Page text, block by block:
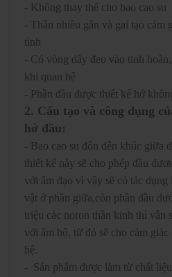
- Không thay thế cho bao cao su
- Thân nhiều gân và gai tạo cảm
tình
- Có vòng dây đeo vào tinh
khi quan hệ
- Phần đầu được thiết kế hở
2. Cấu tạo và công dụng
hở đầu:
- Bao cao su đôn dên khúc giữa
thiết kế này sẽ cho phép đầu
với âm đạo vì vậy sẽ có tác
vật ở phần giữa,còn phần đầu
triệu các noron thần kinh thì vẫn
với âm hộ, từ đó sẽ cho cảm
hệ.
- Sản phẩm được làm từ chất